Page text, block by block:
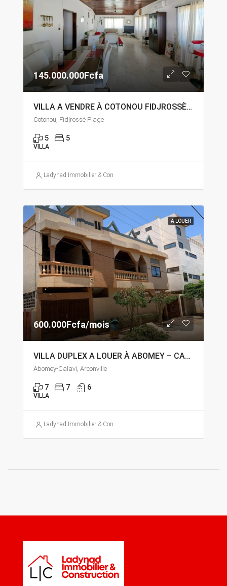
145.000.000Fcfa
VILLA A VENDRE À COTONOU FIDJROSSÈ PLAGE
Cotonou, Fidjrossè Plage
5 5
VILLA
Ladynad Immobilier & Construction
A LOUER
600.000Fcfa/mois
VILLA DUPLEX A LOUER À ABOMEY – CALAVI ARCONVILLE
Abomey-Calavi, Arconville
7 7 6
VILLA
Ladynad Immobilier & Construction